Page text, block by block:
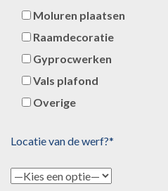
Moluren plaatsen
Raamdecoratie
Gyprocwerken
Vals plafond
Overige
Locatie van de werf?*